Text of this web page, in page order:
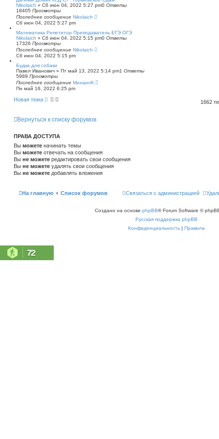
Nikolaich » Сб июн 04, 2022 5:27 pm0 Ответы
18405 Просмотры
Последнее сообщение Nikolaich
Сб июн 04, 2022 5:27 pm
Математика Репетитор Преподаватель ЕГЭ ОГЭ
Nikolaich » Сб июн 04, 2022 5:15 pm0 Ответы
17326 Просмотры
Последнее сообщение Nikolaich
Сб июн 04, 2022 5:15 pm
Будка для собаки
Павел Иванович » Пт май 13, 2022 5:14 pm1 Ответы
5989 Просмотры
Последнее сообщение МихаилК
Пн май 16, 2022 6:25 pm
Новая тема 1662
Вернуться к списку форумов
ПРАВА ДОСТУПА
Вы можете начинать темы
Вы можете отвечать на сообщения
Вы не можете редактировать свои сообщения
Вы не можете удалять свои сообщения
Вы не можете добавлять вложения
На главную Список форумов Связаться с администрацией
Создано на основе phpBB® Forum Software ©
Русская поддержка phpBB
Конфиденциальность | Правила
72